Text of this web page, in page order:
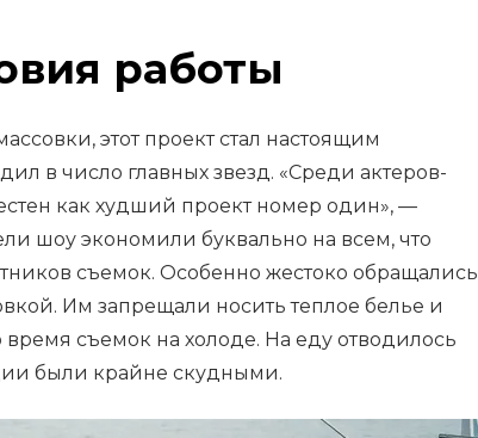
работы
этот проект стал настоящим
в число главных звезд. «Среди актеров-
как худший проект номер один», —
шоу экономили буквально на всем, что
съемок. Особенно жестоко обращались
Им запрещали носить теплое белье и
время съемок на холоде. На еду отводилось
были крайне скудными.